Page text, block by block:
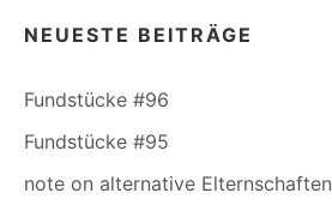
NEUESTE BEITRÄGE
Fundstücke #96
Fundstücke #95
note on alternative Elternschaften